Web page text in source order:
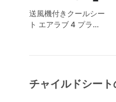
送風機付きクールシー
ト エアラブ 4 プラス
チャイルドシー